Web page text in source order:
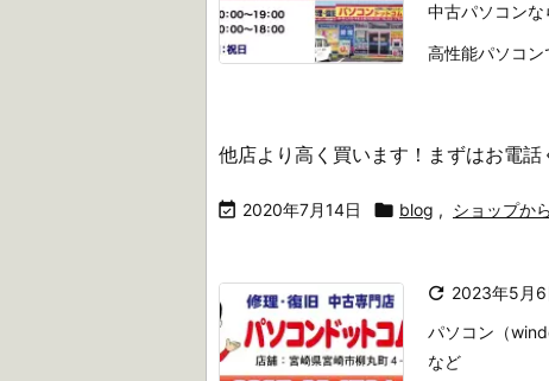
中古パソコン
高性能パソコ
他店より高く買います！まずはお電話
 2020年7月14日  blog , ショップか
 2023年5月6
パソコン（
など